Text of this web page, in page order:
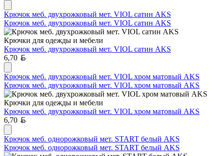
Крючок меб. двухрожковый мет. VIOL сатин AKS
Крючок меб. двухрожковый мет. VIOL сатин AKS
Крючки для одежды и мебели
Крючок меб. двухрожковый мет. VIOL сатин AKS
6,70
Крючок меб. двухрожковый мет. VIOL хром матовый AKS
Крючок меб. двухрожковый мет. VIOL хром матовый AKS
Крючки для одежды и мебели
Крючок меб. двухрожковый мет. VIOL хром матовый AKS
6,70
Крючок меб. однорожковый мет. START белый AKS
Крючок меб. однорожковый мет. START белый AKS